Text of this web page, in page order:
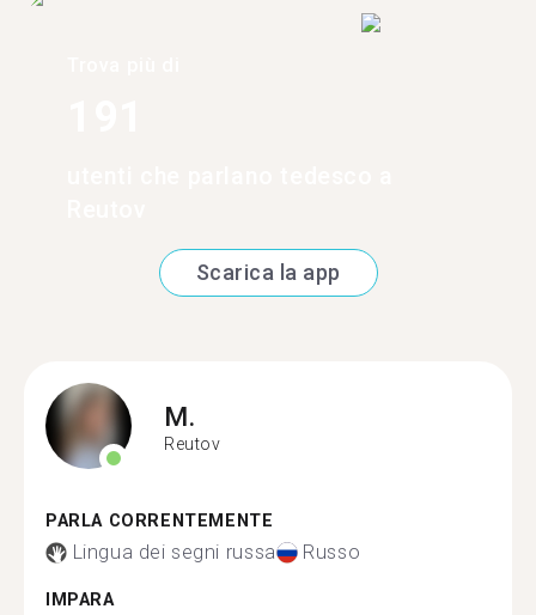
Scarica la app
M.
Reutov
PARLA CORRENTEMENTE
Lingua dei segni russa Russo
IMPARA